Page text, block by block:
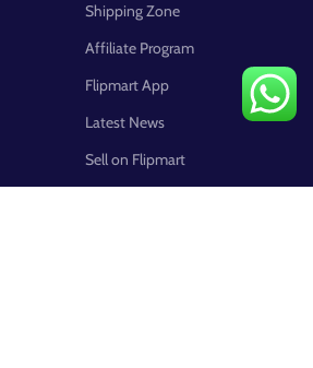
Shipping Zone
Affiliate Program
Flipmart App
Latest News
Sell on Flipmart